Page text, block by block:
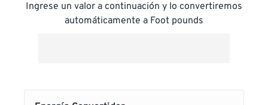
Ingrese un valor a continuación y lo convertiremos
automáticamente a Foot pounds